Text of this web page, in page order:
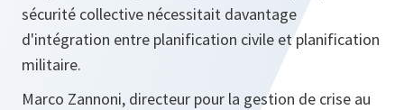
sécurité collective nécessitait davantage
d'intégration entre planification civile et planification
militaire.
Marco Zannoni, directeur pour la gestion de crise au